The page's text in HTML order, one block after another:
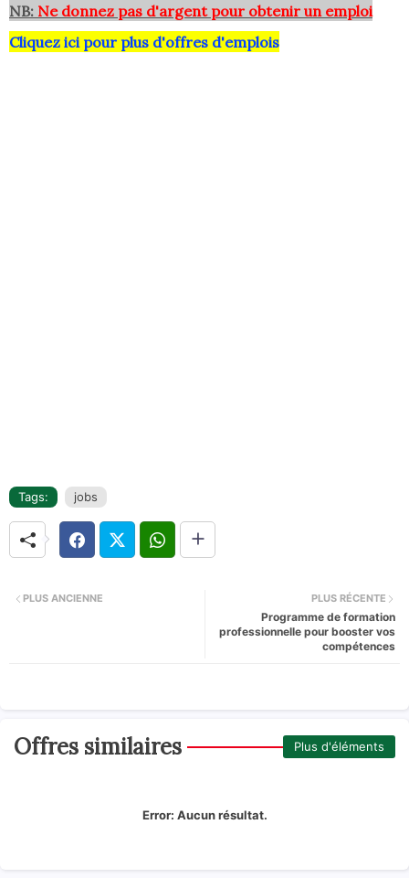
NB: Ne donnez pas d'argent pour obtenir un emploi
Cliquez ici pour plus d'offres d'emplois
Tags: jobs
PLUS RÉCENTE
Programme de formation
professionnelle pour booster vos
compétences
PLUS ANCIENNE
Offres similaires Plus d'éléments
Error: Aucun résultat.